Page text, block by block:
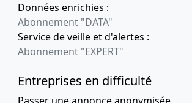
Données enrichies :
Abonnement "DATA"
Service de veille et d'alertes :
Abonnement "EXPERT"
Entreprises en difficulté